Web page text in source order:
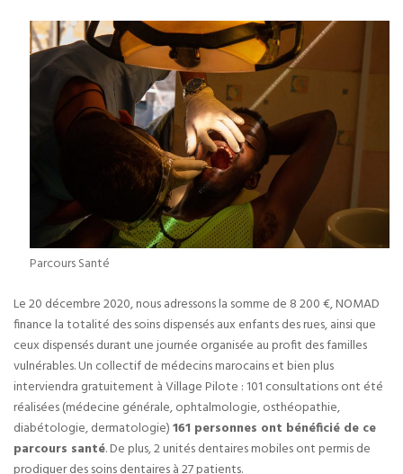
Parcours Santé
Le 20 décembre 2020, nous adressons la somme de 8 200 €, NOMAD
finance la totalité des soins dispensés aux enfants des rues, ainsi que
ceux dispensés durant une journée organisée au profit des familles
vulnérables. Un collectif de médecins marocains et bien plus
interviendra gratuitement à Village Pilote : 101 consultations ont été
réalisées (médecine générale, ophtalmologie, osthéopathie,
diabétologie, dermatologie)161 personnes ont bénéficié de ce
parcours santé. De plus, 2 unités dentaires mobiles ont permis de